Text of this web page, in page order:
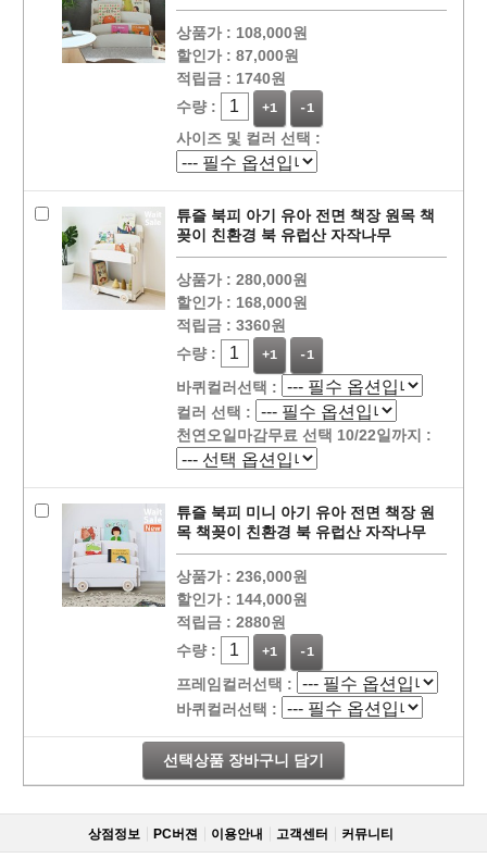
상품가 : 108,000원
할인가 : 87,000원
적립금 : 1740원
수량 :
+1 -1
사이즈 및 컬러 선택 :
튜즐 북피 아기 유아 전면 책장 원목 책
꽂이 친환경 북 유럽산 자작나무
상품가 : 280,000원
할인가 : 168,000원
적립금 : 3360원
수량 :
+1 -1
바퀴컬러선택 :
컬러 선택 :
천연오일마감무료 선택 10/22일까지 :
튜즐 북피 미니 아기 유아 전면 책장 원
목 책꽂이 친환경 북 유럽산 자작나무
상품가 : 236,000원
할인가 : 144,000원
적립금 : 2880원
수량 :
+1 -1
프레임컬러선택 :
바퀴컬러선택 :
선택상품 장바구니 담기
상점정보 PC버젼 이용안내 고객센터 커뮤니티